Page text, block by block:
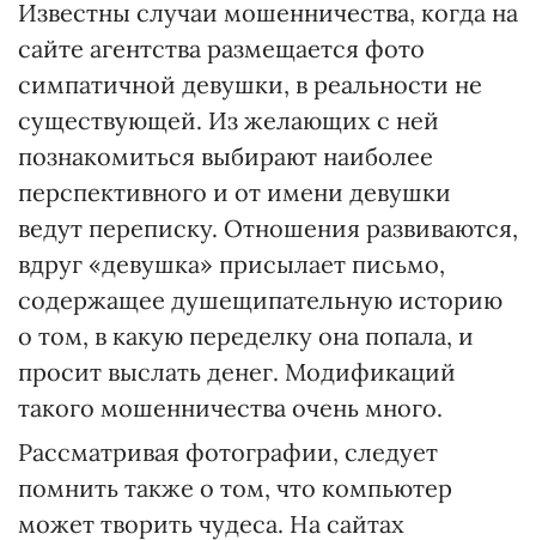
Известны случаи мошенничества, когда на
сайте агентства размещается фото
симпатичной девушки, в реальности не
существующей. Из желающих с ней
познакомиться выбирают наиболее
перспективного и от имени девушки
ведут переписку. Отношения развиваются,
вдруг «девушка» присылает письмо,
содержащее душещипательную историю
о том, в какую переделку она попала, и
просит выслать денег. Модификаций
такого мошенничества очень много.
Рассматривая фотографии, следует
помнить также о том, что компьютер
может творить чудеса. На сайтах